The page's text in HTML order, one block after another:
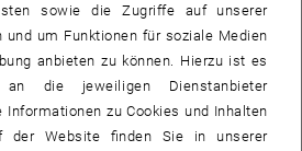
28 Juli 2026
28
JULI 26
16:00-bis
17:00
sowie die Zugriffe auf unserer
und um Funktionen für soziale Medien
anbieten zu können. Hierzu ist es
an die jeweiligen Dienstanbieter
Informationen zu Cookies und Inhalten
der Website finden Sie in unserer